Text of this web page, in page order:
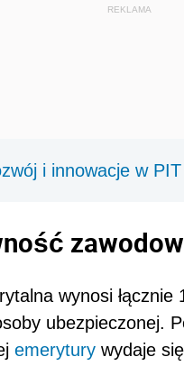
REKLAMA
i innowacje w
wynosi
ubezpieczonej.
emerytury wydaje